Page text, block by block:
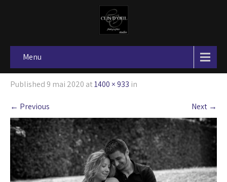
Menu
Published 9 mai 2020 at1400 × 933 in
← Previous Next →